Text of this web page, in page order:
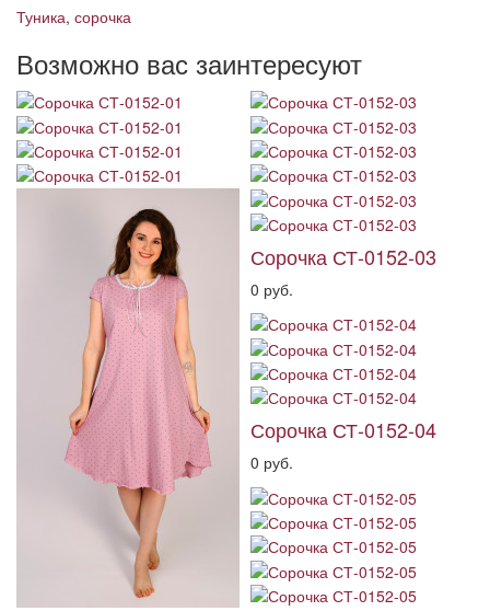
Туника, сорочка
Возможно вас заинтересуют
Сорочка СТ-0152-03
0 руб.
Сорочка СТ-0152-04
0 руб.